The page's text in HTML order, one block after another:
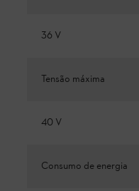
36 V
Tensão máxima
40 V
Consumo de energia